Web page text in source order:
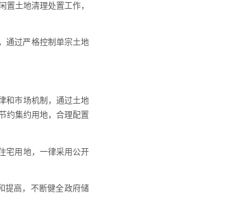
土地清理处置工作，
通过严格控制单宗土地
和市场机制，通过土地
约集约用地，合理配置
宅用地，一律采用公开
提高，不断健全政府储